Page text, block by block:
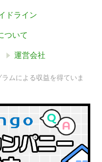
ドライン
ついて
運営会社
ムによる収益を得ていま